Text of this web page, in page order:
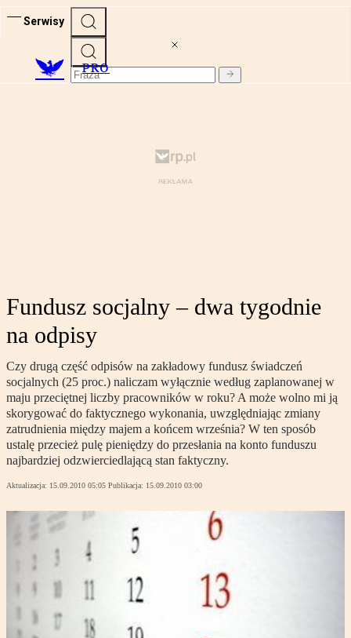
Serwisy
PRO
Fundusz socjalny – dwa tygodnie
na odpisy
Czy drugą część odpisów na zakładowy fundusz świadczeń
socjalnych (25 proc.) naliczam wyłącznie według zaplanowanej w
maju przeciętnej liczby pracowników w roku? A może wolno mi ją
skorygować do faktycznego wykonania, uwzględniając zmiany
zatrudnienia między majem a końcem września? W ten sposób
ustalę przecież pulę pieniędzy do przesłania na konto funduszu
najbardziej odzwierciedlającą stan faktyczny.
Aktualizacja: 15.09.2010 05:05 Publikacja: 15.09.2010 03:00